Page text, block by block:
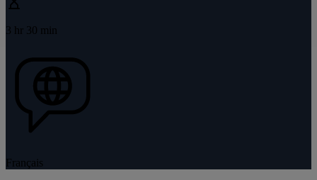
3 hr 30 min
Français